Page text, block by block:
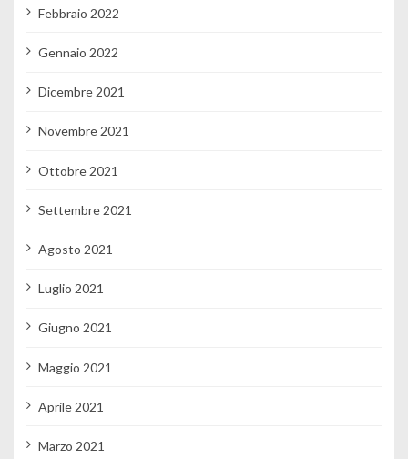
Febbraio 2022
Gennaio 2022
Dicembre 2021
Novembre 2021
Ottobre 2021
Settembre 2021
Agosto 2021
Luglio 2021
Giugno 2021
Maggio 2021
Aprile 2021
Marzo 2021